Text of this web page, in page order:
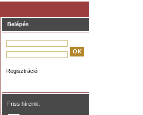
Belépés
Regisztráció
Friss híreink: